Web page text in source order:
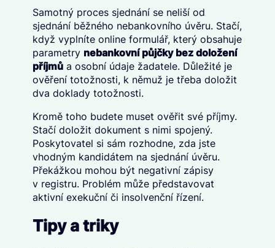
Samotný proces sjednání se neliší od
sjednání běžného nebankovního úvěru. Stačí,
když vyplníte online formulář, který obsahuje
parametry nebankovní půjčky bez doložení
příjmůa osobní údaje žadatele. Důležité je
ověření totožnosti, k němuž je třeba doložit
dva doklady totožnosti.
Kromě toho budete muset ověřit své příjmy.
Stačí doložit dokument s nimi spojený.
Poskytovatel si sám rozhodne, zda jste
vhodným kandidátem na sjednání úvěru.
Překážkou mohou být negativní zápisy
v registru. Problém může představovat
aktivní exekuční či insolvenční řízení.
Tipy a triky